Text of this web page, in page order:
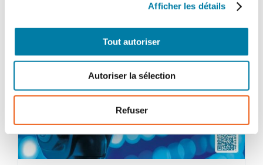
Afficher les détails
Tout autoriser
Autoriser la sélection
Refuser